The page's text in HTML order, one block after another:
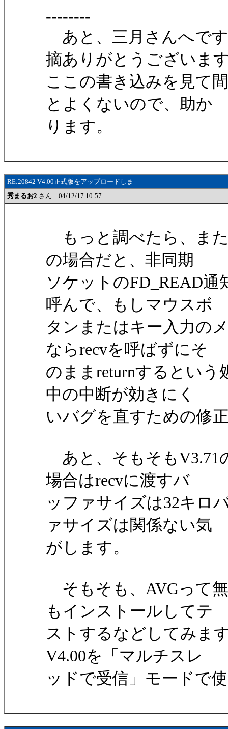
--------
あと、三月さんへで
摘ありがとうございま
ここの書き込みを見て
とよくないので、助か
ります。
RE:20842 V4.00正式版をアップロードしま
秀まるお2 さん 04/12/17 10:57
もっと調べたら、ま
の場合だと、非同期
ソケットのFD_READ通
呼んで、もしマウスボ
タンまたはキー入力の
ならrecvを呼ばずにそ
のままreturnするとい
中の中断が効きにく
いバグを直すための修
あと、そもそもV3.71
場合はrecvに渡すバ
ッファサイズは32キロ
ァサイズは関係ない気
がします。
そもそも、AVGって
もインストールしてテ
ストするなどしてみま
V4.00を「マルチスレ
ッドで受信」モードで